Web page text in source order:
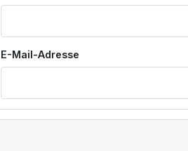
E-Mail-Adresse